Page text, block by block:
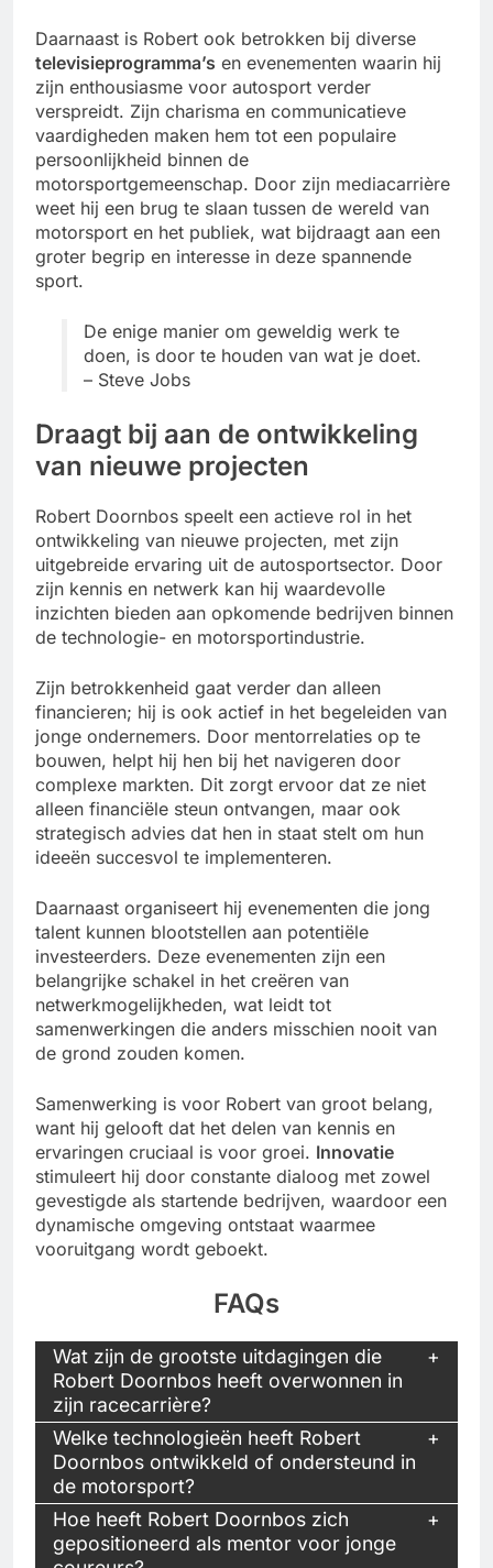
Daarnaast is Robert ook betrokken bij diverse
televisieprogramma’s en evenementen waarin hij
zijn enthousiasme voor autosport verder
verspreidt. Zijn charisma en communicatieve
vaardigheden maken hem tot een populaire
persoonlijkheid binnen de
motorsportgemeenschap. Door zijn mediacarrière
weet hij een brug te slaan tussen de wereld van
motorsport en het publiek, wat bijdraagt aan een
groter begrip en interesse in deze spannende
sport.
De enige manier om geweldig werk te
doen, is door te houden van wat je doet.
– Steve Jobs
Draagt bij aan de ontwikkeling
van nieuwe projecten
Robert Doornbos speelt een actieve rol in het
ontwikkeling van nieuwe projecten, met zijn
uitgebreide ervaring uit de autosportsector. Door
zijn kennis en netwerk kan hij waardevolle
inzichten bieden aan opkomende bedrijven binnen
de technologie- en motorsportindustrie.
Zijn betrokkenheid gaat verder dan alleen
financieren; hij is ook actief in het begeleiden van
jonge ondernemers. Door mentorrelaties op te
bouwen, helpt hij hen bij het navigeren door
complexe markten. Dit zorgt ervoor dat ze niet
alleen financiële steun ontvangen, maar ook
strategisch advies dat hen in staat stelt om hun
ideeën succesvol te implementeren.
Daarnaast organiseert hij evenementen die jong
talent kunnen blootstellen aan potentiële
investeerders. Deze evenementen zijn een
belangrijke schakel in het creëren van
netwerkmogelijkheden, wat leidt tot
samenwerkingen die anders misschien nooit van
de grond zouden komen.
Samenwerking is voor Robert van groot belang,
want hij gelooft dat het delen van kennis en
ervaringen cruciaal is voor groei. Innovatie
stimuleert hij door constante dialoog met zowel
gevestigde als startende bedrijven, waardoor een
dynamische omgeving ontstaat waarmee
vooruitgang wordt geboekt.
FAQs
Wat zijn de grootste uitdagingen die
Robert Doornbos heeft overwonnen in
zijn racecarrière?
Welke technologieën heeft Robert
Doornbos ontwikkeld of ondersteund in
de motorsport?
Hoe heeft Robert Doornbos zich
gepositioneerd als mentor voor jonge